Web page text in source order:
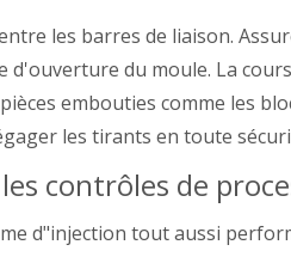
les barres de liaison.
d'ouverture du moule. La
embouties comme les
les tirants en toute
contrôles de
d"injection tout aussi